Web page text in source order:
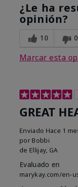
¿Le ha
opinión?
10 0
Marcar esta
GREAT
Enviado Hace 1
por Bobbi
de Ellijay, GA
Evaluado en
marykay.com/en-